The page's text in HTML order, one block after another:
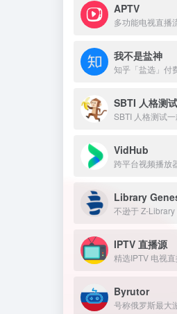
APTV
多功能电视直播
我不是盐神
知乎「盐选」付
SBTI 人格测试
VidHub
Library
不逊于 Z-
IPTV 直播源
精选IPTV 电视
Byrutor